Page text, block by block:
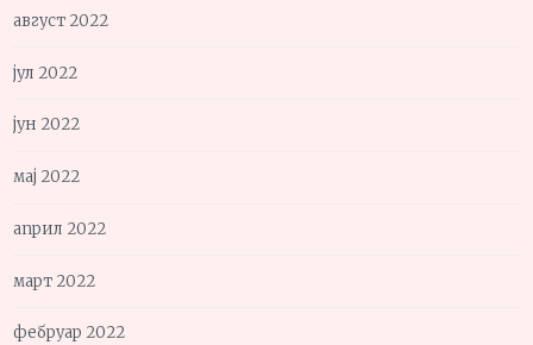
август 2022
јул 2022
јун 2022
мај 2022
април 2022
март 2022
фебруар 2022